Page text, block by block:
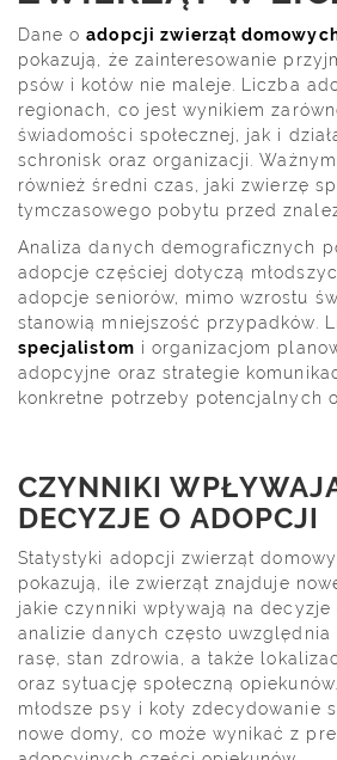
Dane oadopcji zwierząt
pokazują, że zainteresowanie
psów i kotów nie maleje. Liczba
regionach, co jest wynikiem
świadomości społecznej, jak i
schronisk oraz organizacji.
również średni czas, jaki zwierzę
tymczasowego pobytu przed
Analiza danych demograficznych
adopcje częściej dotyczą
adopcje seniorów, mimo wzrostu
stanowią mniejszość przypadków.
specjalistom i organizacjom
adopcyjne oraz strategie
konkretne potrzeby potencjalnych
CZYNNIKI
DECYZJE O ADOPCJI
Statystyki adopcji zwierząt
pokazują, ile zwierząt znajduje
jakie czynniki wpływają na decyzje
analizie danych często uwzględnia
rasę, stan zdrowia, a także
oraz sytuację społeczną
młodsze psy i koty zdecydowanie
nowe domy, co może wynikać z